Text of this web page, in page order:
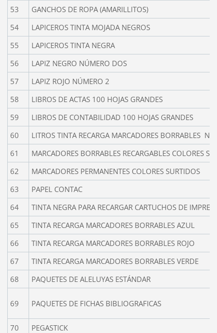
53
GANCHOS DE ROPA (AMARILLITOS)
54
LAPICEROS TINTA MOJADA NEGROS
55
LAPICEROS TINTA NEGRA
56
LAPIZ NEGRO NÚMERO DOS
57
LAPIZ ROJO NÚMERO 2
58
LIBROS DE ACTAS 100 HOJAS GRANDES
59
LIBROS DE CONTABILIDAD 100 HOJAS GRANDES
60
LITROS TINTA RECARGA MARCADORES BORRABLES
61
MARCADORES BORRABLES RECARGABLES COLORES
62
MARCADORES PERMANENTES COLORES SURTIDOS
63
PAPEL CONTAC
64
TINTA NEGRA PARA RECARGAR CARTUCHOS DE
65
TINTA RECARGA MARCADORES BORRABLES AZUL
66
TINTA RECARGA MARCADORES BORRABLES ROJO
67
TINTA RECARGA MARCADORES BORRABLES VERDE
68
PAQUETES DE ALELUYAS ESTÁNDAR
69 PAQUETES DE FICHAS BIBLIOGRAFICAS
70
PEGASTICK